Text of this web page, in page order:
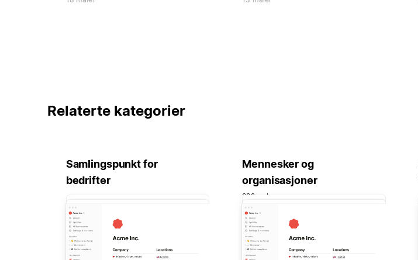
Relaterte kategorier
Samlingspunkt for
bedrifter
Mennesker og
organisasjoner
222 maler